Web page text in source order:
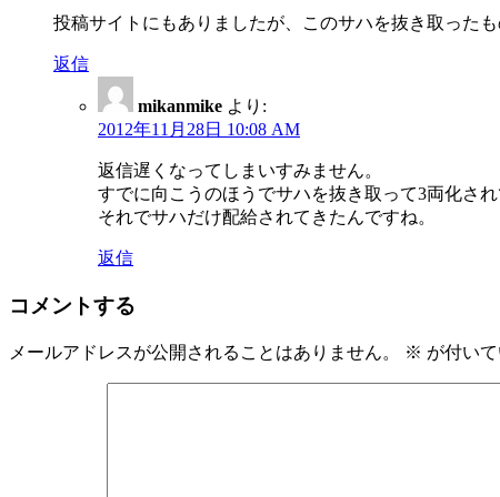
投稿サイトにもありましたが、このサハを抜き取った
返信
mikanmike より:
2012年11月28日 10:08 AM
返信遅くなってしまいすみません。
すでに向こうのほうでサハを抜き取って3両化され
それでサハだけ配給されてきたんですね。
返信
コメントする
メールアドレスが公開されることはありません。 ※ が付い